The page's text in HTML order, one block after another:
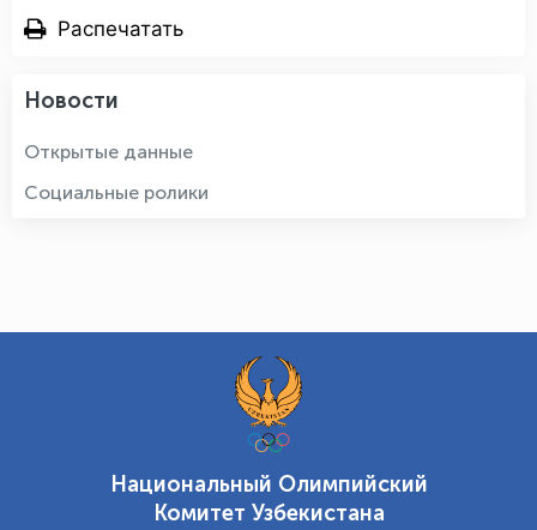
Распечатать
Новости
Открытые данные
Социальные ролики
Национальный Олимпийский
Комитет Узбекистана